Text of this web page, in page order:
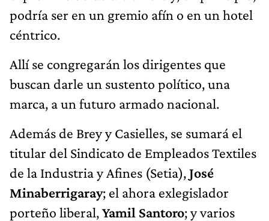
podría ser en un gremio afín o en un hotel
céntrico.
Allí se congregarán los dirigentes que
buscan darle un sustento político, una
marca, a un futuro armado nacional.
Además de Brey y Casielles, se sumará el
titular del Sindicato de Empleados Textiles
de la Industria y Afines (Setia),José
Minaberrigaray; el ahora exlegislador
porteño liberal,Yamil Santoro; y varios